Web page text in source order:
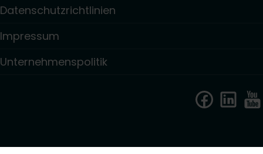
Datenschutzrichtlinien
Impressum
Unternehmenspolitik